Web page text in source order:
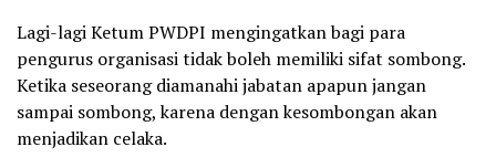
Lagi-lagi Ketum PWDPI mengingatkan bagi para
pengurus organisasi tidak boleh memiliki sifat sombong.
Ketika seseorang diamanahi jabatan apapun jangan
sampai sombong, karena dengan kesombongan akan
menjadikan celaka.